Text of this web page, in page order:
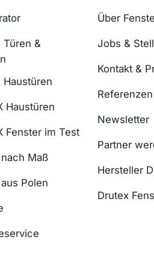
Türen &
Haustüren
Haustüren
Fenster im Test
Maß
Polen
Über
Jobs &
Kontakt &
Referenzen
Newsletter
Partner
Hersteller
Drutex